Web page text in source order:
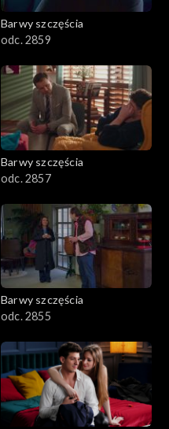
Barwy szczęścia
odc. 2859
Barwy szczęścia
odc. 2857
Barwy szczęścia
odc. 2855